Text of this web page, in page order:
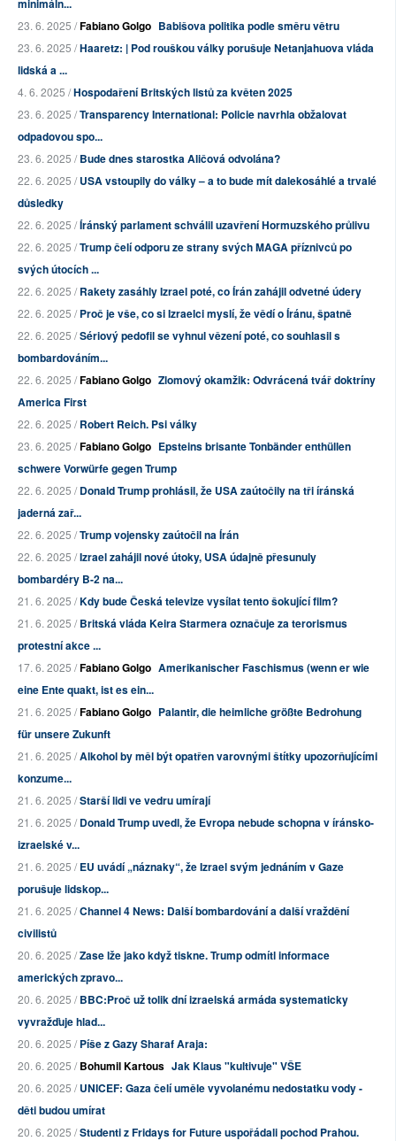
minimáln...
23. 6. 2025 /Fabiano Golgo Babišova politika podle směru větru
23. 6. 2025 /Haaretz: | Pod rouškou války porušuje Netanjahuova vláda
lidská a ...
4. 6. 2025 /Hospodaření Britských listů za květen 2025
23. 6. 2025 /Transparency International: Policie navrhla obžalovat
odpadovou spo...
23. 6. 2025 /Bude dnes starostka Aličová odvolána?
22. 6. 2025 /USA vstoupily do války – a to bude mít dalekosáhlé a trvalé
důsledky
22. 6. 2025 /Íránský parlament schválil uzavření Hormuzského průlivu
22. 6. 2025 /Trump čelí odporu ze strany svých MAGA příznivců po
svých útocích ...
22. 6. 2025 /Rakety zasáhly Izrael poté, co Írán zahájil odvetné údery
22. 6. 2025 /Proč je vše, co si Izraelci myslí, že vědí o Íránu, špatně
22. 6. 2025 /Sériový pedofil se vyhnul vězení poté, co souhlasil s
bombardováním...
22. 6. 2025 /Fabiano Golgo Zlomový okamžik: Odvrácená tvář doktríny
America First
22. 6. 2025 /Robert Reich. Psi války
23. 6. 2025 /Fabiano Golgo Epsteins brisante Tonbänder enthüllen
schwere Vorwürfe gegen Trump
22. 6. 2025 /Donald Trump prohlásil, že USA zaútočily na tři íránská
jaderná zař...
22. 6. 2025 /Trump vojensky zaútočil na Írán
22. 6. 2025 /Izrael zahájil nové útoky, USA údajně přesunuly
bombardéry B-2 na...
21. 6. 2025 /Kdy bude Česká televize vysílat tento šokující film?
21. 6. 2025 /Britská vláda Keira Starmera označuje za terorismus
protestní akce ...
17. 6. 2025 /Fabiano Golgo Amerikanischer Faschismus (wenn er wie
eine Ente quakt, ist es ein...
21. 6. 2025 /Fabiano Golgo Palantir, die heimliche größte Bedrohung
für unsere Zukunft
21. 6. 2025 /Alkohol by měl být opatřen varovnými štítky upozorňujícími
konzume...
21. 6. 2025 /Starší lidi ve vedru umírají
21. 6. 2025 /Donald Trump uvedl, že Evropa nebude schopna v íránsko-
izraelské v...
21. 6. 2025 /EU uvádí „náznaky“, že Izrael svým jednáním v Gaze
porušuje lidskop...
21. 6. 2025 /Channel 4 News: Další bombardování a další vraždění
civilistů
20. 6. 2025 /Zase lže jako když tiskne. Trump odmítl informace
amerických zpravo...
20. 6. 2025 /BBC:Proč už tolik dní izraelská armáda systematicky
vyvražďuje hlad...
20. 6. 2025 /Píše z Gazy Sharaf Araja:
20. 6. 2025 /Bohumil Kartous Jak Klaus "kultivuje" VŠE
20. 6. 2025 /UNICEF: Gaza čelí uměle vyvolanému nedostatku vody -
děti budou umírat
20. 6. 2025 /Studenti z Fridays for Future uspořádali pochod Prahou.